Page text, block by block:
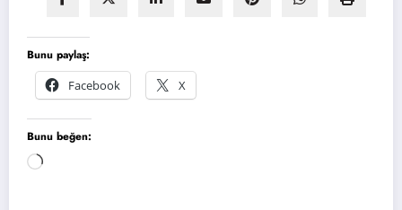
Bunu paylaş:
Facebook
X
Bunu beğen:
Yükleniyor...